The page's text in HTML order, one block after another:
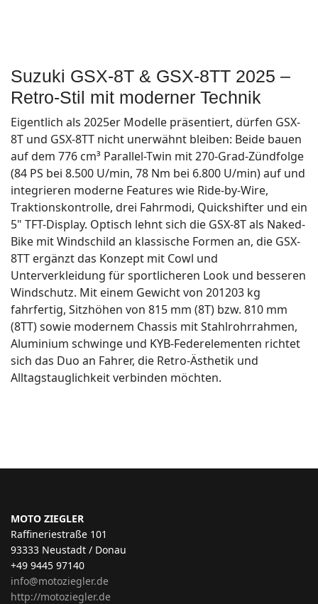
Suzuki GSX-8T & GSX-8TT 2025 –
Retro-Stil mit moderner Technik
Eigentlich als 2025er Modelle präsentiert, dürfen GSX-
8T und GSX-8TT nicht unerwähnt bleiben: Beide bauen
auf dem 776 cm³ Parallel-Twin mit 270-Grad-Zündfolge
(84 PS bei 8.500 U/min, 78 Nm bei 6.800 U/min) auf und
integrieren moderne Features wie Ride-by-Wire,
Traktionskontrolle, drei Fahrmodi, Quickshifter und ein
5" TFT-Display. Optisch lehnt sich die GSX-8T als Naked-
Bike mit Windschild an klassische Formen an, die GSX-
8TT ergänzt das Konzept mit Cowl und
Unterverkleidung für sportlicheren Look und besseren
Windschutz. Mit einem Gewicht von 201203 kg
fahrfertig, Sitzhöhen von 815 mm (8T) bzw. 810 mm
(8TT) sowie modernem Chassis mit Stahlrohrrahmen,
Aluminium schwinge und KYB-Federelementen richtet
sich das Duo an Fahrer, die Retro-Ästhetik und
Alltagstauglichkeit verbinden möchten.
MOTO ZIEGLER
Raffineriestraße 101
93333 Neustadt / Donau
+49 9445 97140
info@motoziegler.de
http://motoziegler.de